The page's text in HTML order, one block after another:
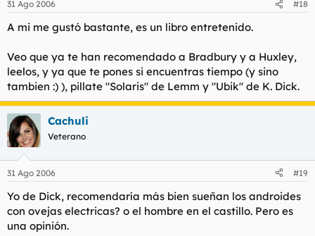
31 Ago 2006 #18
A mi me gustó bastante, es un libro entretenido.
Veo que ya te han recomendado a Bradbury y a Huxley,
leelos, y ya que te pones si encuentras tiempo (y sino
tambien :) ), pillate "Solaris" de Lemm y "Ubik" de K. Dick.
Cachuli
Veterano
31 Ago 2006 #19
Yo de Dick, recomendaría más bien sueñan los androides
con ovejas electricas? o el hombre en el castillo. Pero es
una opinión.